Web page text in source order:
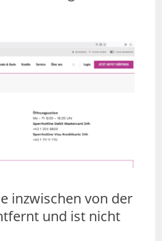
inzwischen von der
und ist nicht